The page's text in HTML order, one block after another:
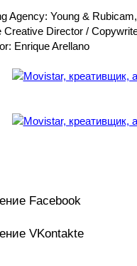
Agency: Young &
Creative Director /
Enrique Arellano
Facebook
VKontakte